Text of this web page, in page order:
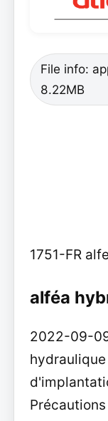
File info:
8.22MB
1751-FR
alféa
2022-09-
hydraulique